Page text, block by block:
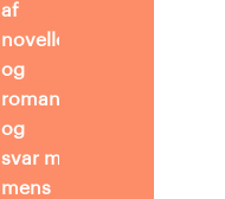
af
novelle-
og
romantekster,
og
svar mm.,
mens